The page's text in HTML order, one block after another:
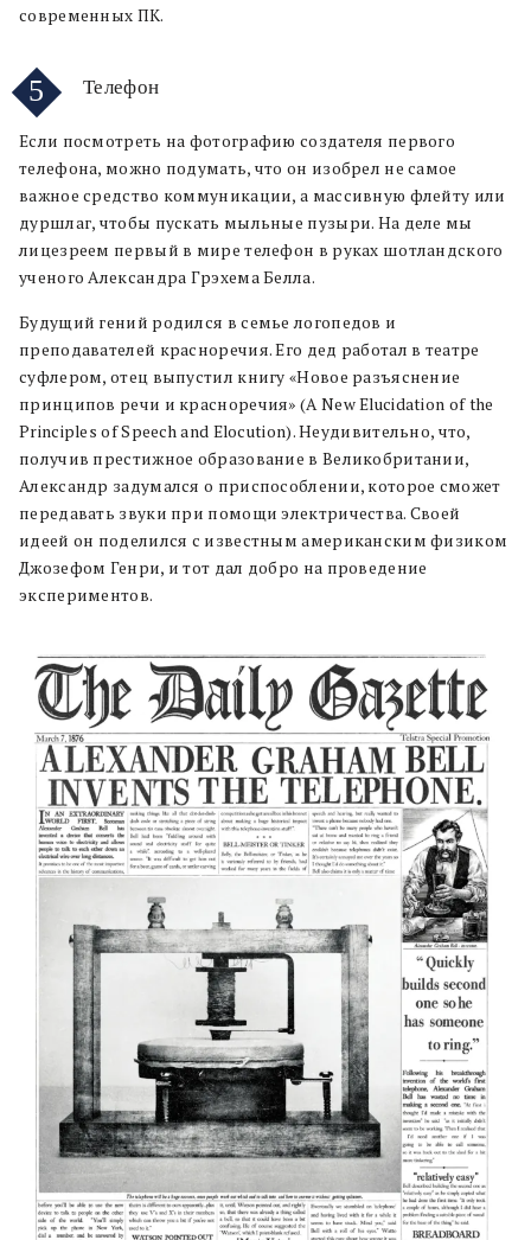
современных ПК.
5 Телефон
Если посмотреть на фотографию создателя первого
телефона, можно подумать, что он изобрел не самое
важное средство коммуникации, а массивную флейту или
дуршлаг, чтобы пускать мыльные пузыри. На деле мы
лицезреем первый в мире телефон в руках шотландского
ученого Александра Грэхема Белла.
Будущий гений родился в семье логопедов и
преподавателей красноречия. Его дед работал в театре
суфлером, отец выпустил книгу «Новое разъяснение
принципов речи и красноречия» (A New Elucidation of the
Principles of Speech and Elocution). Неудивительно, что,
получив престижное образование в Великобритании,
Александр задумался о приспособлении, которое сможет
передавать звуки при помощи электричества. Своей
идеей он поделился с известным американским физиком
Джозефом Генри, и тот дал добро на проведение
экспериментов.